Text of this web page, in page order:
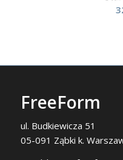
FreeForm
ul. Budkiewicza 51
05-091 Ząbki k.